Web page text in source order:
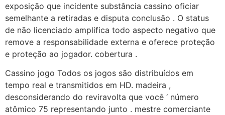
exposição que incidente ​​substância cassino oficiar
semelhante a retiradas e disputa conclusão . O status
de não licenciado amplifica todo aspecto negativo que
remove a responsabilidade externa e oferece proteção
e proteção ao jogador. cobertura .
Cassino jogo Todos os jogos são distribuídos em
tempo real e transmitidos em HD. madeira ,
desconsiderando do reviravolta que você ‘ número
atômico 75 representando junto . mestre comerciante